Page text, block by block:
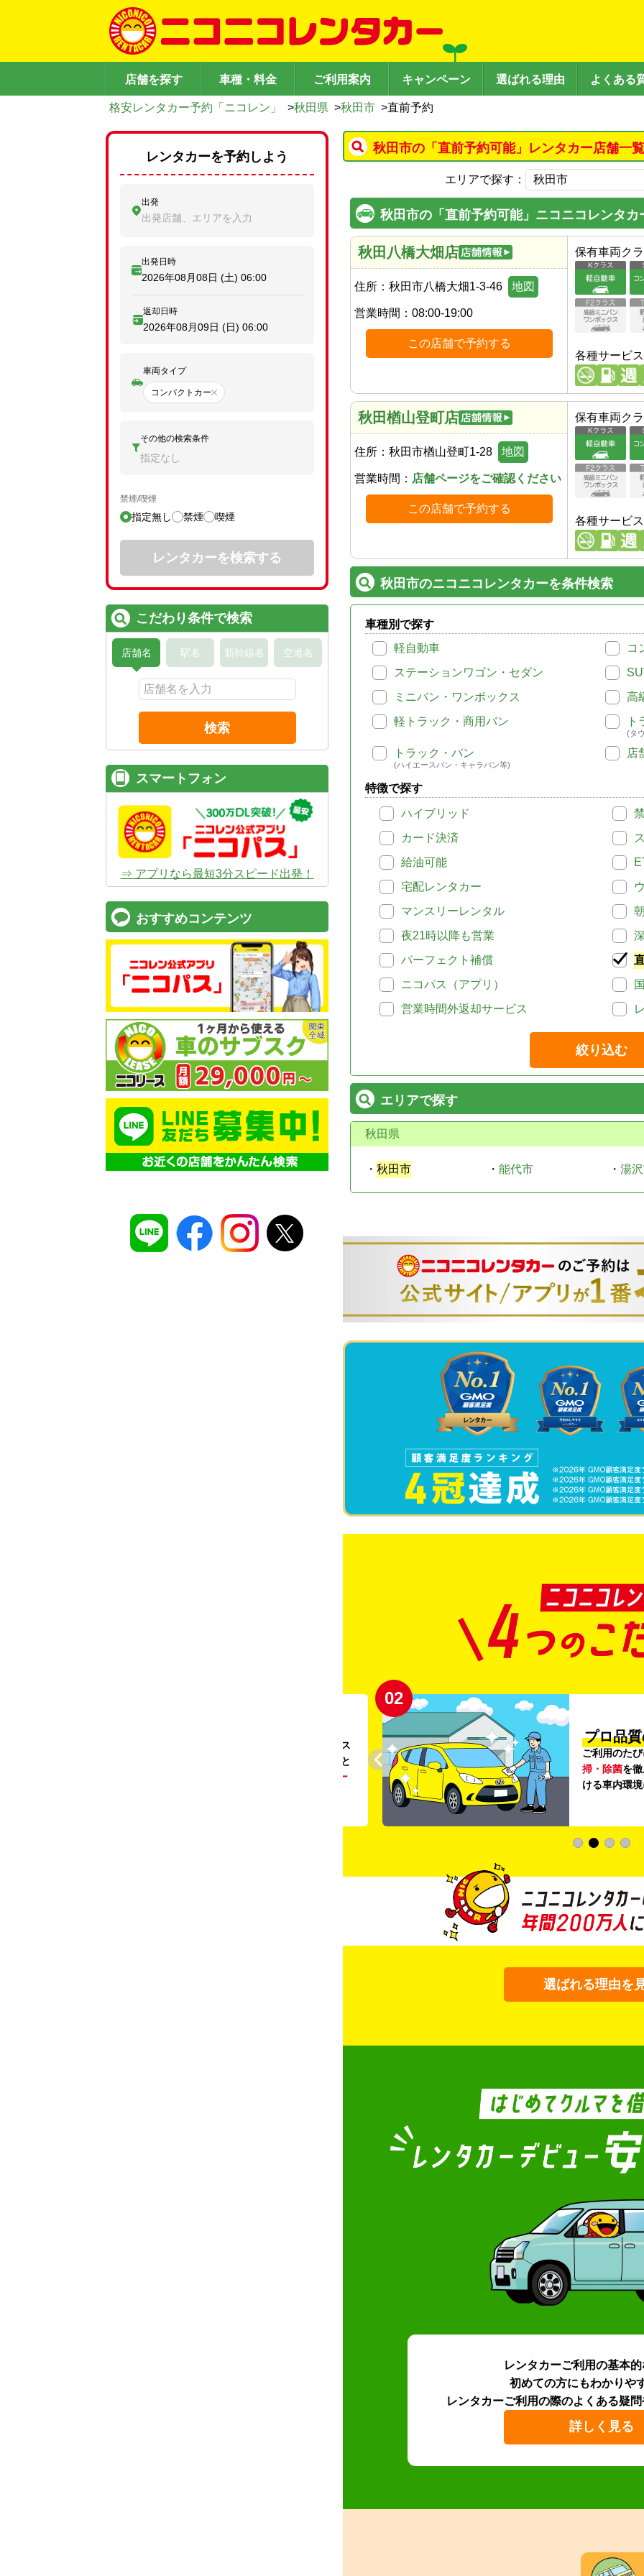
店舗を探す 車種・料金 ご利用案内 キャンペーン 選ばれる理由 よくある
格安レンタカー予約「ニコレン」 >秋田県 >秋田市 >直前予約
秋田市の「直前予約可能」レンタカー店舗一
エリアで探す：
秋田市の「直前予約可能」ニコニコレンタカ
秋田八橋大畑店
住所： 秋田市八橋大畑1-3-46 地図
営業時間： 08:00-19:00
この店舗で予約する
保有車両ク
各種サービス
秋田楢山登町店
住所： 秋田市楢山登町1-28 地図
営業時間： 店舗ページをご確認ください
この店舗で予約する
保有車両ク
各種サービス
秋田市のニコニコレンタカーを条件検索
車種別で探す
軽自動車
コ
ステーションワゴン・セダン
ミニバン・ワンボックス
高
軽トラック・商用バン
ト
(タ
トラック・バン
(ハイエースバン・キャラバン等)
店
特徴で探す
ハイブリッド
カード決済
給油可能
宅配レンタカー
マンスリーレンタル
夜21時以降も営業
パーフェクト補償
ニコパス（アプリ）
営業時間外返却サービス
絞り込む
エリアで探す
秋田県
・ 秋田市 ・ 能代市 ・ 湯
。ガソリンス
タンドや整備工場の既存インフラを活用すること
リー
02
プロ品
ご利用のた
掃・除菌を
ける車内環
選ばれる理由を
レンタカーご利用の基本
初めての方にもわかりや
レンタカーご利用の際のよくある疑問
詳しく見る
レンタカーを予約しよう
出発
出発店舗、エリアを入力
出発日時
2026年08月08日 (土) 06:00
返却日時
2026年08月09日 (日) 06:00
車両タイプ
コンパクトカー
その他の検索条件
指定なし
禁煙/喫煙
指定無し 禁煙 喫煙
レンタカーを検索する
こだわり条件で検索
店舗名 駅名 新幹線名 空港名
検索
スマートフォン
⇒ アプリなら最短3分スピード出発！
おすすめコンテンツ